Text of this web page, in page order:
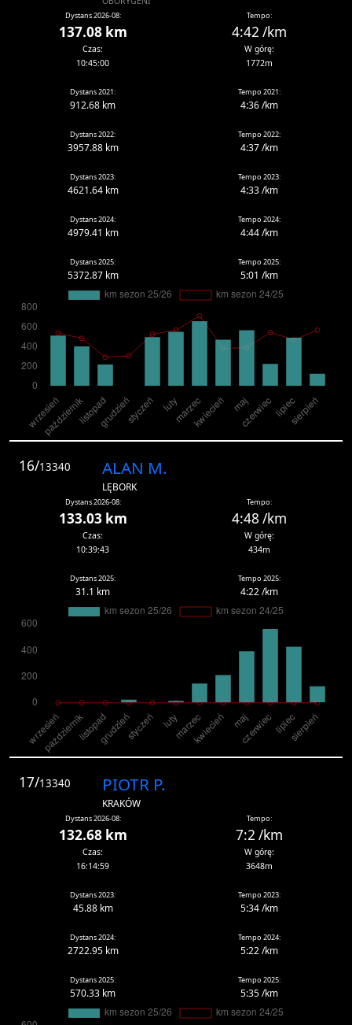
Dystans 2026-08:
137.08 km
Tempo:
4:42 /km
Czas:
10:45:00
W górę:
1772m
Dystans 2021:
912.68 km
Tempo 2021:
4:36 /km
Dystans 2022:
3957.88 km
Tempo 2022:
4:37 /km
Dystans 2023:
4621.64 km
Tempo 2023:
4:33 /km
Dystans 2024:
4979.41 km
Tempo 2024:
4:44 /km
Dystans 2025:
5372.87 km
Tempo 2025:
5:01 /km
16/13340 ALAN M.
LĘBORK
Dystans 2026-08:
133.03 km
Tempo:
4:48 /km
Czas:
10:39:43
W górę:
434m
Dystans 2025:
31.1 km
Tempo 2025:
4:22 /km
17/13340 PIOTR P.
KRAKÓW
Dystans 2026-08:
132.68 km
Tempo:
7:2 /km
Czas:
16:14:59
W górę:
3648m
Dystans 2023:
45.88 km
Tempo 2023:
5:34 /km
Dystans 2024:
2722.95 km
Tempo 2024:
5:22 /km
Dystans 2025:
570.33 km
Tempo 2025:
5:35 /km